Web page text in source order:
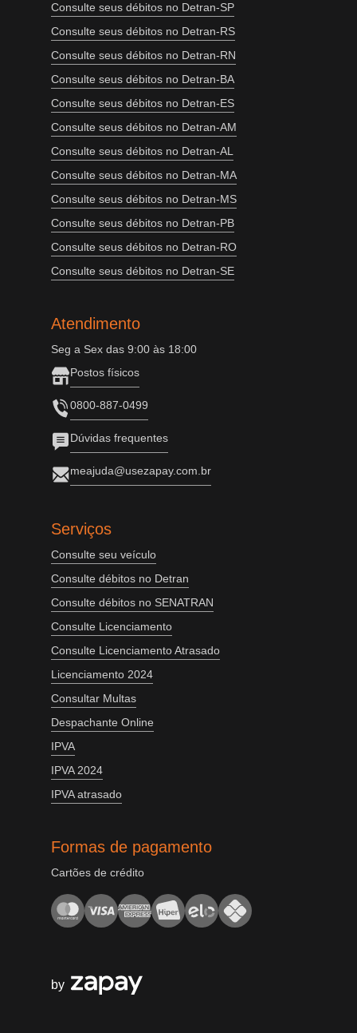
Consulte seus débitos no Detran-SP
Consulte seus débitos no Detran-RS
Consulte seus débitos no Detran-RN
Consulte seus débitos no Detran-BA
Consulte seus débitos no Detran-ES
Consulte seus débitos no Detran-AM
Consulte seus débitos no Detran-AL
Consulte seus débitos no Detran-MA
Consulte seus débitos no Detran-MS
Consulte seus débitos no Detran-PB
Consulte seus débitos no Detran-RO
Consulte seus débitos no Detran-SE
Atendimento
Seg a Sex das 9:00 às 18:00
Postos físicos
0800-887-0499
Dúvidas frequentes
meajuda@usezapay.com.br
Serviços
Consulte seu veículo
Consulte débitos no Detran
Consulte débitos no SENATRAN
Consulte Licenciamento
Consulte Licenciamento Atrasado
Licenciamento 2024
Consultar Multas
Despachante Online
IPVA
IPVA 2024
IPVA atrasado
Formas de pagamento
Cartões de crédito
by